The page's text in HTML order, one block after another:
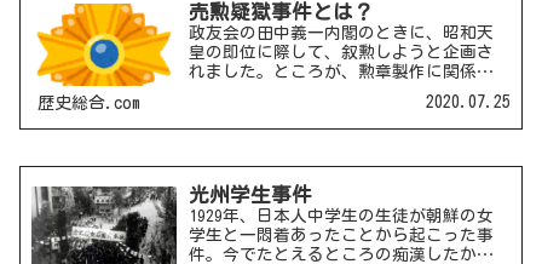
売勲疑獄事件とは？
政友会の田中義一内閣のときに、昭和天
皇の即位に際して、叙勲しようと企画さ
れました。ところが、勲章製作に関係し
た貴金属商人と便宜を受けた人々との間
での贈収賄事件が明るみに出ました。こ
れを後の浜口雄幸内閣は批判して民政党
歴史総合.com 2020.07.25
光州学生事件
1929年、日本人中学生の生徒が朝鮮の女
学生と一悶着あったことから起こった事
件。今でたとえるところの痴漢したか？